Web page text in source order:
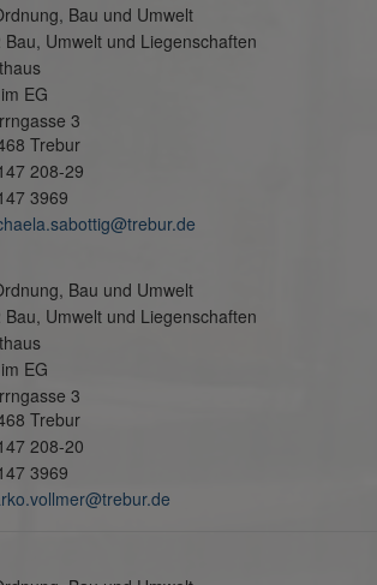
Bau und Umwelt
Bau, Umwelt und Liegenschaften
EG
3
Trebur
208-29
3969
Bau und Umwelt
Bau, Umwelt und Liegenschaften
EG
3
Trebur
208-20
3969